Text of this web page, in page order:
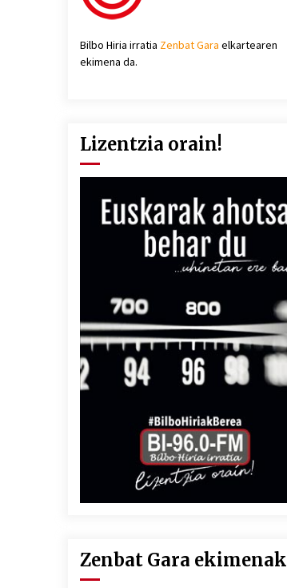
Bilbo Hiria irratia Zenbat Gara elkartearen
ekimena da.
Lizentzia orain!
Zenbat Gara ekimenak